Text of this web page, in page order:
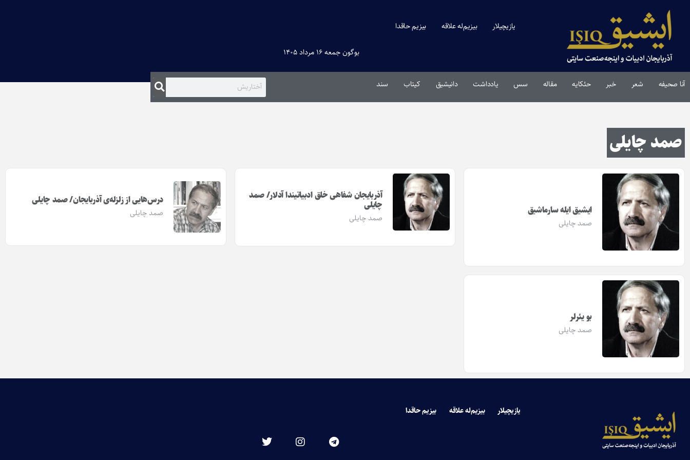
یازیچیلار بیزیم‌له علاقه بیزیم حاقدا
بوگون جمعه ۱۶ مرداد ۱۴۰۵
آنا صحیفه شعر خبر حئکایه مقاله‌ سس یادداشت دانیشیق کیتاب سند
صمد چایلی
ایشیق ایله سارماشیق
صمد چایلی
آذربایجان شفاهی خلق ادبیاتیندا آدلار/ صمد
چایلی
صمد چایلی
درس‌‌هایی از زلزله‌ی آذربایجان/ صمد چایلی
صمد چایلی
بو یئرلر
صمد چایلی
یازیچیلار بیزیم‌له علاقه بیزیم حاقدا